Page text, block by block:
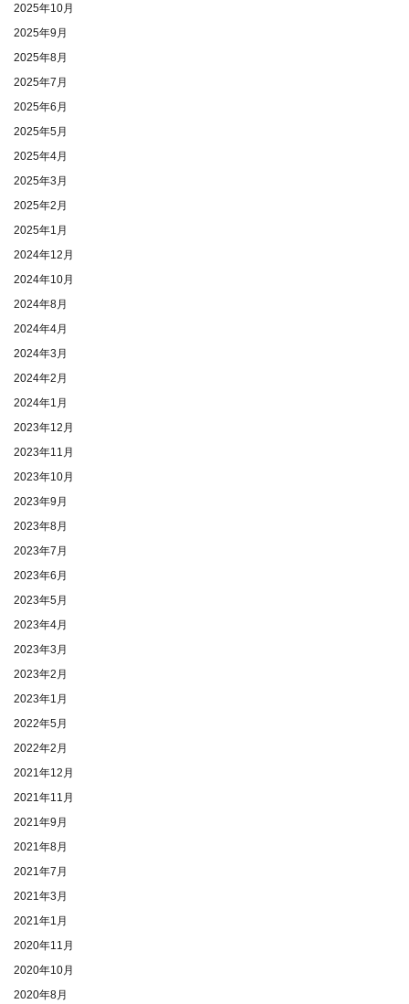
2025年10月
2025年9月
2025年8月
2025年7月
2025年6月
2025年5月
2025年4月
2025年3月
2025年2月
2025年1月
2024年12月
2024年10月
2024年8月
2024年4月
2024年3月
2024年2月
2024年1月
2023年12月
2023年11月
2023年10月
2023年9月
2023年8月
2023年7月
2023年6月
2023年5月
2023年4月
2023年3月
2023年2月
2023年1月
2022年5月
2022年2月
2021年12月
2021年11月
2021年9月
2021年8月
2021年7月
2021年3月
2021年1月
2020年11月
2020年10月
2020年8月